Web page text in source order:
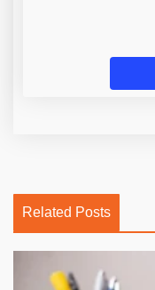
Related Posts